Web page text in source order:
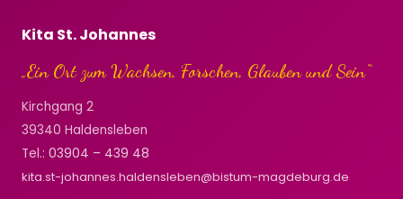
Kita St. Johannes
„Ein Ort zum Wachsen, Forschen, Glauben und Sein“
Kirchgang 2
39340 Haldensleben
Tel.: 03904 – 439 48
kita.st-johannes.haldensleben@bistum-magdeburg.de